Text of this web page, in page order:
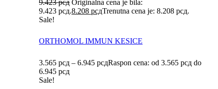
9.423рсд Originalna cena je bila:
9.423 рсд.8.208 рсдTrenutna cena je: 8.208 рсд.
Sale!
ORTHOMOL IMMUN KESICE
3.565 рсд – 6.945 рсдRaspon cena: od 3.565 рсд do
6.945 рсд
Sale!